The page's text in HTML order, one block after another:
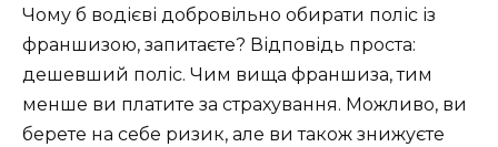
Чому б водієві добровільно обирати поліс із
франшизою, запитаєте? Відповідь проста:
дешевший поліс. Чим вища франшиза, тим
менше ви платите за страхування. Можливо, ви
берете на себе ризик, але ви також знижуєте